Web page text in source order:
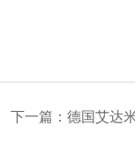
下一篇： 德国艾达米